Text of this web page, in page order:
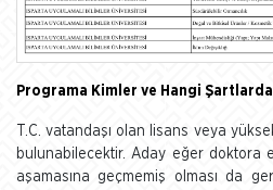
Programa Kimler ve Hangi
T.C. vatandaşı olan lisans veya
bulunabilecektir. Aday eğer doktora
aşamasına geçmemiş olması da